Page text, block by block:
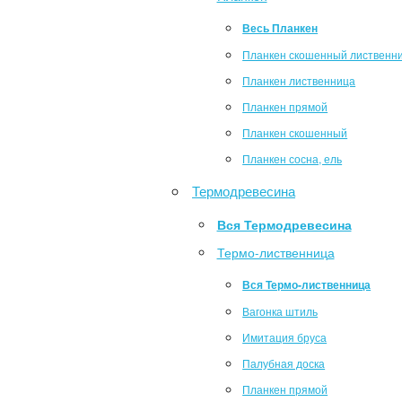
Весь Планкен
Планкен скошенный
Планкен лиственница
Планкен прямой
Планкен скошенный
Планкен сосна, ель
Термодревесина
Вся Термодревесина
Термо-лиственница
Вся Термо-лиственница
Вагонка штиль
Имитация бруса
Палубная доска
Планкен прямой